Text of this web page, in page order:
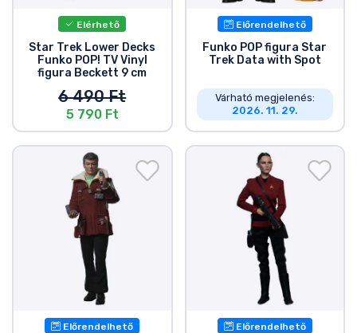
Elérhető
Star Trek Lower Decks
Funko POP! TV Vinyl
figura Beckett 9 cm
6 490 Ft
5 790 Ft
Előrendelhető
Funko POP figura Star
Trek Data with Spot
Várható megjelenés:
2026. 11. 29.
Előrendelhető Előrendelhető